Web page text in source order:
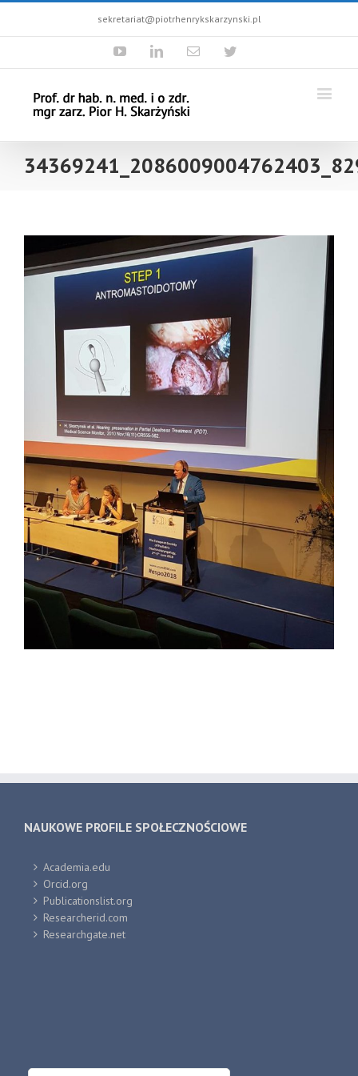
sekretariat@piotrhenrykskarzynski.pl
YoutubeLinkedinEmail Twitter
NAUKOWE PROFILE SPOŁECZNOŚCIOWE
Academia.edu
Orcid.org
Publicationslist.org
Researcherid.com
Researchgate.net